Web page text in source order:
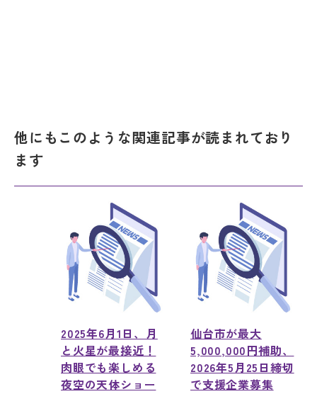
他にもこのような関連記事が読まれており
ます
2025年6月1日、月
と火星が最接近！
肉眼でも楽しめる
夜空の天体ショー
仙台市が最大
5,000,000円補助、
2026年5月25日締切
で支援企業募集